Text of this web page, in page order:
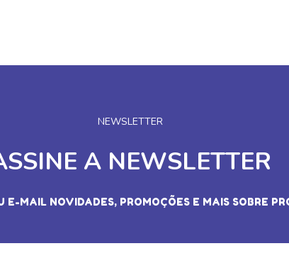
NEWSLETTER
A NEWSLETTER
E-MAIL NOVIDADES, PROMOÇÕES E MAIS SOBRE